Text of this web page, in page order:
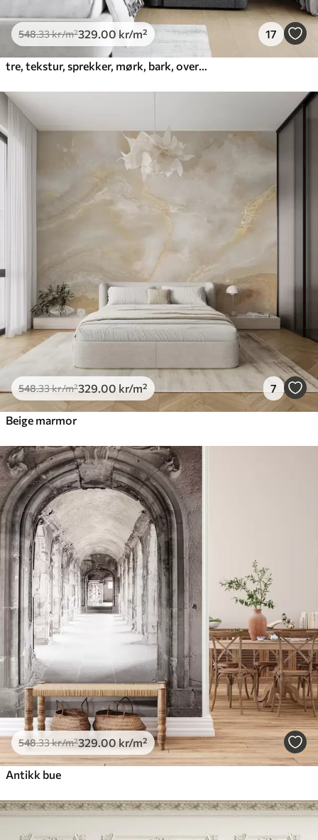
548.33kr/m²329.00 kr/m² 17
tre, tekstur, sprekker, mørk, bark, overflate
548.33kr/m²329.00 kr/m² 7
Beige marmor
548.33kr/m²329.00 kr/m²
Antikk bue